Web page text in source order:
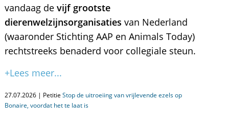
vandaag de vijf grootste
dierenwelzijnsorganisaties van Nederland
(waaronder Stichting AAP en Animals Today)
rechtstreeks benaderd voor collegiale steun.
+Lees meer...
27.07.2026 | Petitie Stop de uitroeiing van vrijlevende ezels op
Bonaire, voordat het te laat is